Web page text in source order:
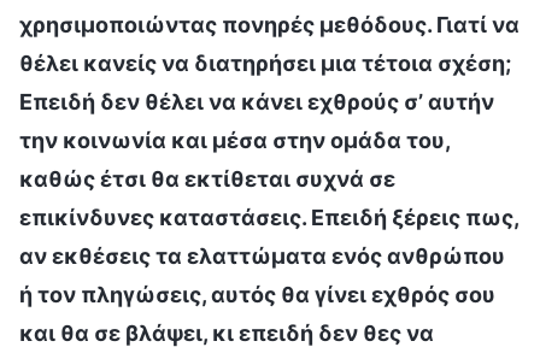
χρησιμοποιώντας πονηρές μεθόδους. Γιατί να
θέλει κανείς να διατηρήσει μια τέτοια σχέση;
Επειδή δεν θέλει να κάνει εχθρούς σ’ αυτήν
την κοινωνία και μέσα στην ομάδα του,
καθώς έτσι θα εκτίθεται συχνά σε
επικίνδυνες καταστάσεις. Επειδή ξέρεις πως,
αν εκθέσεις τα ελαττώματα ενός ανθρώπου
ή τον πληγώσεις, αυτός θα γίνει εχθρός σου
και θα σε βλάψει, κι επειδή δεν θες να